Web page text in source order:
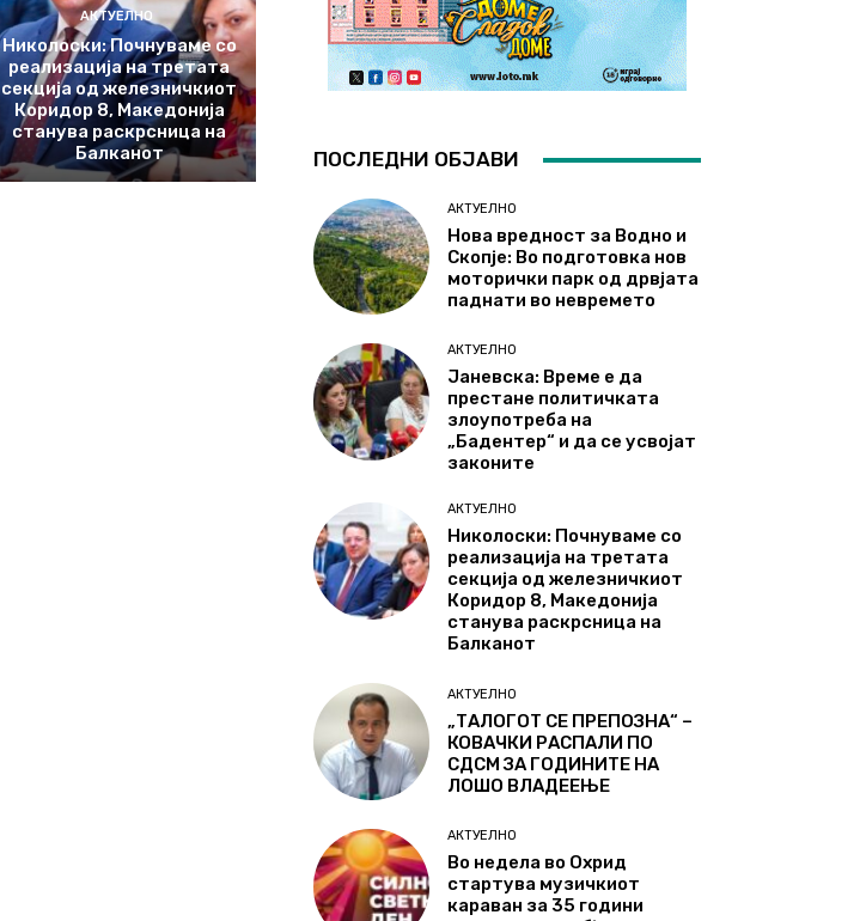
АКТУЕЛНО
Николоски: Почнуваме со
реализација на третата
секција од железничкиот
Коридор 8, Македонија
станува раскрсница на
Балканот
ПОСЛЕДНИ ОБЈАВИ
АКТУЕЛНО
Нова вредност за Водно и
Скопје: Во подготовка нов
моторички парк од дрвјата
паднати во невремето
АКТУЕЛНО
Јаневска: Време е да
престане политичката
злоупотреба на
„Бадентер“ и да се усвојат
законите
АКТУЕЛНО
Николоски: Почнуваме со
реализација на третата
секција од железничкиот
Коридор 8, Македонија
станува раскрсница на
Балканот
АКТУЕЛНО
„ТАЛОГОТ СЕ ПРЕПОЗНА“ –
КОВАЧКИ РАСПАЛИ ПО
СДСМ ЗА ГОДИНИТЕ НА
ЛОШО ВЛАДЕЕЊЕ
АКТУЕЛНО
Во недела во Охрид
стартува музичкиот
караван за 35 години